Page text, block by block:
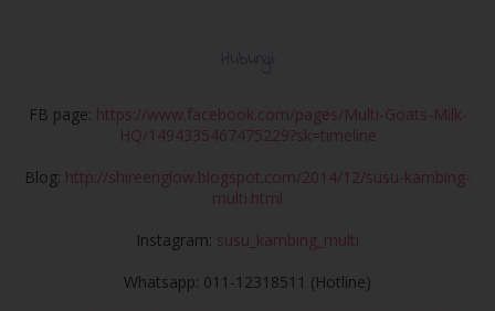
Hubungi:
FB page: https://www.facebook.com/pages/Multi-Goats-Milk-
HQ/1494335467475229?sk=timeline
Blog: http://shireenglow.blogspot.com/2014/12/susu-kambing-
multi.html
Instagram: susu_kambing_multi
Whatsapp: 011-12318511 (Hotline)